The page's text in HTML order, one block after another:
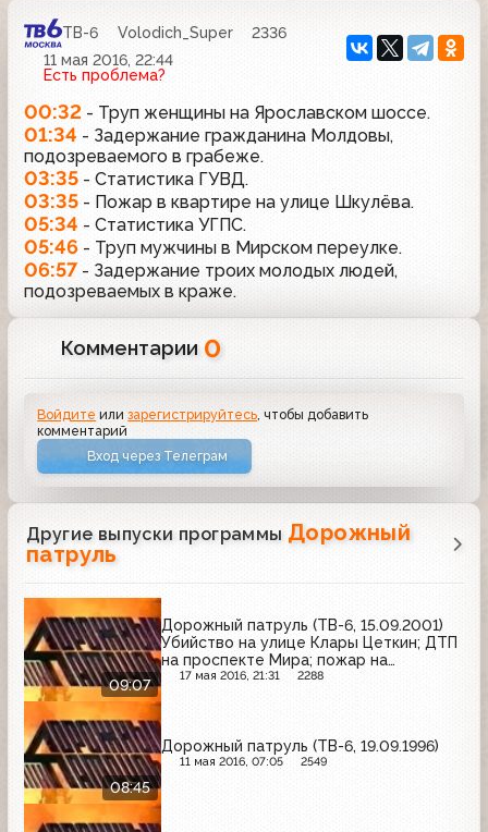
ТВ-6 Volodich_Super
2336
11 мая 2016, 22:44
Есть проблема?
00:32 - Труп женщины на Ярославском шоссе.
01:34 - Задержание гражданина Молдовы,
подозреваемого в грабеже.
03:35 - Статистика ГУВД.
03:35 - Пожар в квартире на улице Шкулёва.
05:34 - Статистика УГПС.
05:46 - Труп мужчины в Мирском переулке.
06:57- Задержание троих молодых людей,
подозреваемых в краже.
Комментарии 0
Войдите илизарегистрируйтесь , чтобы добавить
комментарий
Вход через Телеграм
Другие выпуски программы Дорожный
патруль
09:07
Дорожный патруль (ТВ-6, 15.09.2001)
Убийство на улице Клары Цеткин; ДТП
на проспекте Мира; пожар на
Криворожской улице
17 мая 2016, 21:31 2288
08:45
Дорожный патруль (ТВ-6, 19.09.1996)
11 мая 2016, 07:05 2549